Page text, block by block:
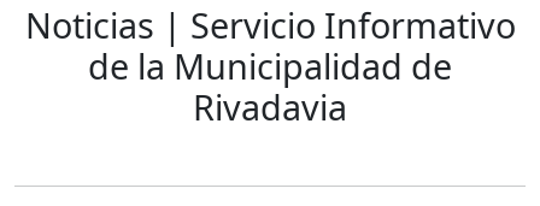
Noticias | Servicio Informativo
de la Municipalidad de
Rivadavia